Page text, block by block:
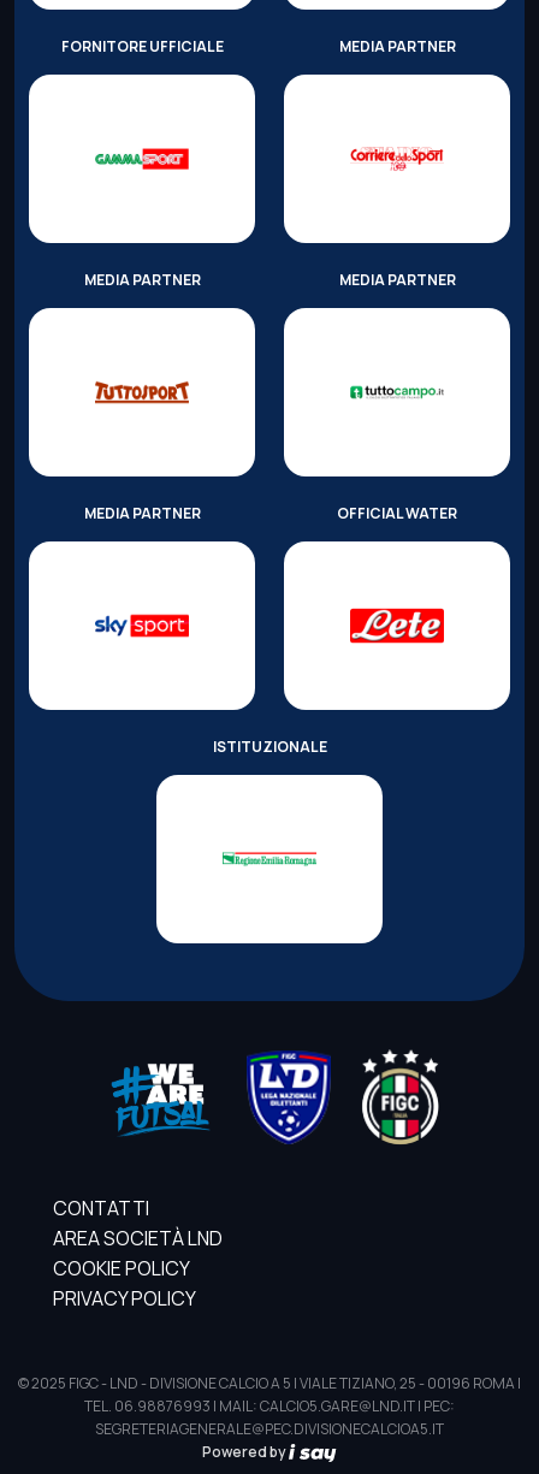
FORNITORE UFFICIALE MEDIA PARTNER
MEDIA PARTNER MEDIA PARTNER
MEDIA PARTNER OFFICIAL WATER
ISTITUZIONALE
CONTATTI
AREA SOCIETÀ LND
COOKIE POLICY
PRIVACY POLICY
© 2025 FIGC - LND - DIVISIONE CALCIO A 5 | VIALE TIZIANO, 25 - 00196 ROMA |
TEL. 06.98876993 | MAIL: CALCIO5.GARE@LND.IT | PEC:
SEGRETERIAGENERALE@PEC.DIVISIONECALCIOA5.IT
Powered by